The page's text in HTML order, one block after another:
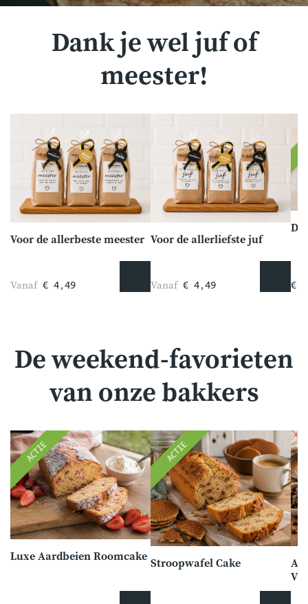
Dank je wel juf of
meester!
Voor de allerbeste meester
Vanaf € 4,49
Voor de allerliefste juf
Vanaf € 4,49 €
De weekend-favorieten
van onze bakkers
ACTIE
Luxe Aardbeien Roomcake
ACTIE
Stroopwafel Cake